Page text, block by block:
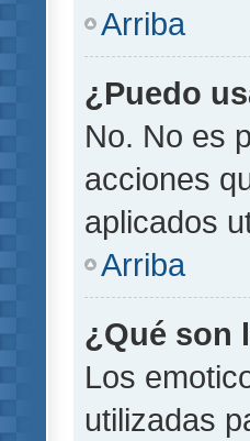
Arriba
¿Puedo
No. No es
acciones
aplicados
Arriba
¿Qué son
Los
utilizadas